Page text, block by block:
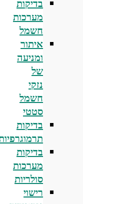
בדיקות
מערכות
חשמל
איתור
ומניעה
של
נזקי
חשמל
סטטי
בדיקות
בדיקות
מערכות
סולריות
רישוי